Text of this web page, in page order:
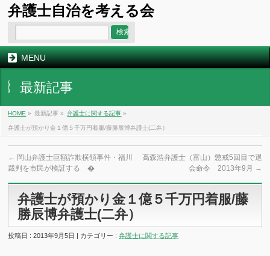
弁護士自治を考える会
MENU
最新記事
HOME » 最新記事 » 弁護士に関する記事 »
弁護士が預かり金１億５千万円着服/藤勝辰博弁護士(二弁）
← 岡山弁護士巨額詐欺横領事件・福川
裁判を市民が検証する �
高森浩弁護士（富山）懲戒5回目で退
会命令 2013年9月 →
弁護士が預かり金１億５千万円着服/藤
勝辰博弁護士(二弁）
投稿日 : 2013年9月5日 | カテゴリー :弁護士に関する記事